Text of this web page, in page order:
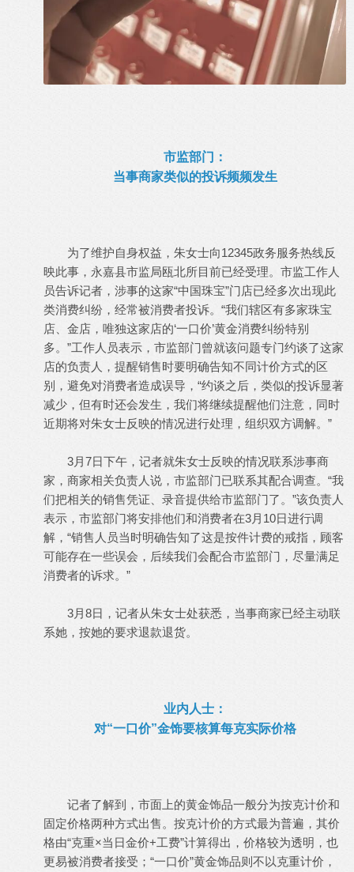
市监部门：
当事商家类似的投诉频频发生
为了维护自身权益，朱女士向12345政务服务热线反
映此事，永嘉县市监局瓯北所目前已经受理。市监工作人
员告诉记者，涉事的这家“中国珠宝”门店已经多次出现此
类消费纠纷，经常被消费者投诉。“我们辖区有多家珠宝
店、金店，唯独这家店的‘一口价’黄金消费纠纷特别
多。”工作人员表示，市监部门曾就该问题专门约谈了这家
店的负责人，提醒销售时要明确告知不同计价方式的区
别，避免对消费者造成误导，“约谈之后，类似的投诉显著
减少，但有时还会发生，我们将继续提醒他们注意，同时
近期将对朱女士反映的情况进行处理，组织双方调解。”
3月7日下午，记者就朱女士反映的情况联系涉事商
家，商家相关负责人说，市监部门已联系其配合调查。“我
们把相关的销售凭证、录音提供给市监部门了。”该负责人
表示，市监部门将安排他们和消费者在3月10日进行调
解，“销售人员当时明确告知了这是按件计费的戒指，顾客
可能存在一些误会，后续我们会配合市监部门，尽量满足
消费者的诉求。”
3月8日，记者从朱女士处获悉，当事商家已经主动联
系她，按她的要求退款退货。
业内人士：
对“一口价”金饰要核算每克实际价格
记者了解到，市面上的黄金饰品一般分为按克计价和
固定价格两种方式出售。按克计价的方式最为普遍，其价
格由“克重×当日金价+工费”计算得出，价格较为透明，也
更易被消费者接受；“一口价”黄金饰品则不以克重计价，